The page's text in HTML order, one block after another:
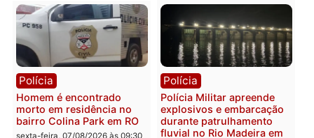
na operação alvo da PF
sexta-feira, 07/08/2026 às 12:24
Polícia Polícia